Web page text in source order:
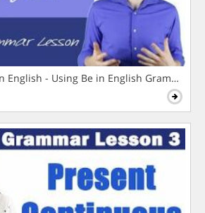
English - Using Be in English Grammar